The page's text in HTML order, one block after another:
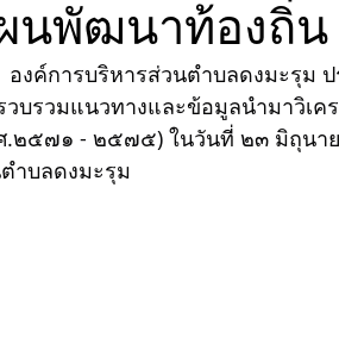
บรรเทาสาธารณภัย กองการศึกษา
นพัฒนาท้องถิ่
วบรวมแนวทางและข้อมูลนำมาวิเ
.๒๕๗๑ - ๒๕๗๕) ในวันที่ ๒๓ มิถุนา
ำบลดงมะรุม